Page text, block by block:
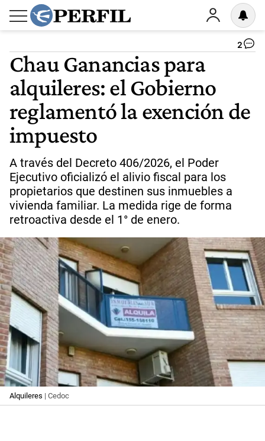
2
Chau Ganancias para
alquileres: el Gobierno
reglamentó la exención de
impuesto
A través del Decreto 406/2026, el Poder
Ejecutivo oficializó el alivio fiscal para los
propietarios que destinen sus inmuebles a
vivienda familiar. La medida rige de forma
retroactiva desde el 1° de enero.
Alquileres | Cedoc